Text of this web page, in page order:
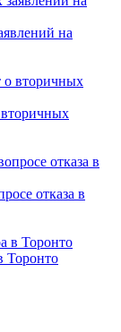
на
вторичных
отказа в
Торонто